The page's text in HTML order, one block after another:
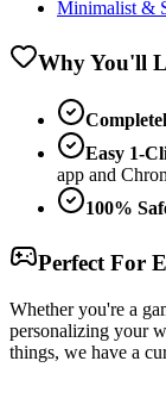
Minimalist &
Why You'll
Easy 1-
app and
100%
Perfect For
Whether you're a
personalizing your
things, we have a